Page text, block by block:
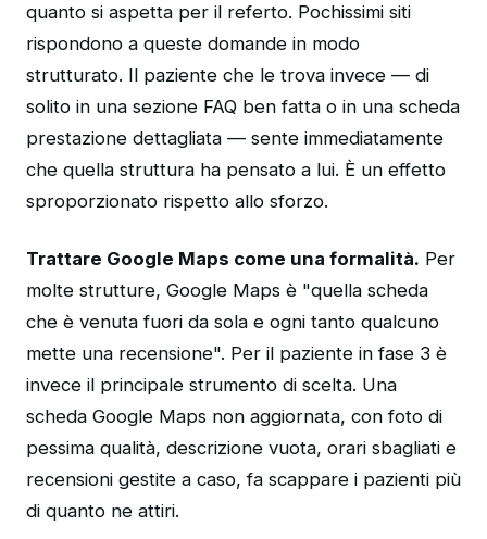
quanto si aspetta per il referto. Pochissimi siti
rispondono a queste domande in modo
strutturato. Il paziente che le trova invece — di
solito in una sezione FAQ ben fatta o in una scheda
prestazione dettagliata — sente immediatamente
che quella struttura ha pensato a lui. È un effetto
sproporzionato rispetto allo sforzo.
Trattare Google Maps come una formalità. Per
molte strutture, Google Maps è "quella scheda
che è venuta fuori da sola e ogni tanto qualcuno
mette una recensione". Per il paziente in fase 3 è
invece il principale strumento di scelta. Una
scheda Google Maps non aggiornata, con foto di
pessima qualità, descrizione vuota, orari sbagliati e
recensioni gestite a caso, fa scappare i pazienti più
di quanto ne attiri.